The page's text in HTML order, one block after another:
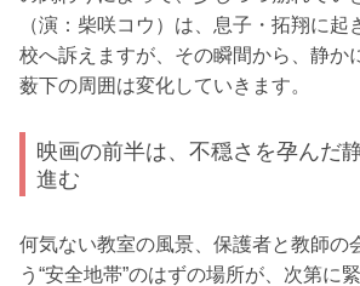
（演：柴咲コウ）は、息子・拓翔に起
校へ訴えますが、その瞬間から、静か
薮下の周囲は変化していきます。
映画の前半は、不穏さを孕んだ
進む
何気ない教室の風景、保護者と教師の
う“安全地帯”のはずの場所が、次第に